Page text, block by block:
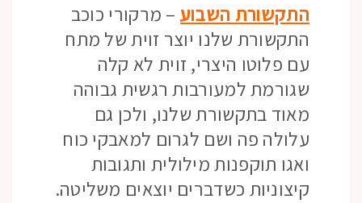
התקשורת השבוע – מרקורי כוכב
התקשורת שלנו יוצר זוית של מתח
עם פלוטו היצרי, זוית לא קלה
שגורמת למעורבות רגשית גבוהה
מאוד בתקשורת שלנו, ולכן גם
עלולה פה ושם לגרום למאבקי כוח
ואגו תוקפנות מילולית ותגובות
קיצוניות כשדברים יוצאים משליטה.